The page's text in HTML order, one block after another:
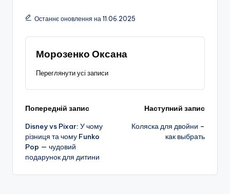
Останнє оновлення на 11.06.2025
Морозенко Оксана
Переглянути усі записи
Навігація
по
запису
Попередній запис
Disney vs Pixar: У чому
різниця та чому Funko
Pop — чудовий
подарунок для дитини
Наступний запис
Коляска для двойни –
как выбрать